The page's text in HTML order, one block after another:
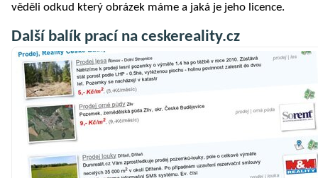
věděli odkud který obrázek máme a jaká je jeho licence.
Další balík prací na ceskereality.cz